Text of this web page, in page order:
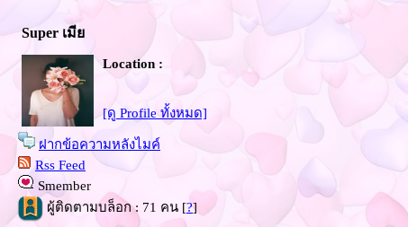
Super เมี
Location :
[ดู Profile ทั้งหมด]
ฝากข้อความหลังไมค์
Rss Feed
Smember
ผู้ติดตามบล็อก : 71 คน [?]